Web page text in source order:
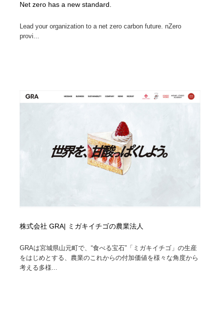
Net zero has a new standard.
Lead your organization to a net zero carbon future. nZero
provi...
株式会社 GRA| ミガキイチゴの農業法人
GRAは宮城県山元町で、“食べる宝石”「ミガキイチゴ」の生産
をはじめとする、農業のこれからの付加価値を様々な角度から
考える多様...